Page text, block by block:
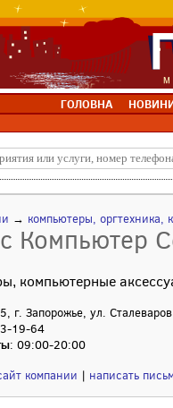
ГОЛОВНА
→ компьютеры, оргтехника,
Компьютер
компьютерные
г. Запорожье, ул.
19-64
: 09:00-20:00
компании | написать